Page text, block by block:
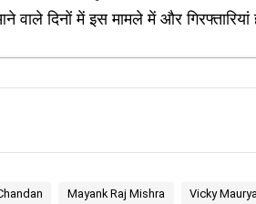
दिनों में इस मामले में और गिरफ्तारियां
Mayank Raj Mishra Vicky